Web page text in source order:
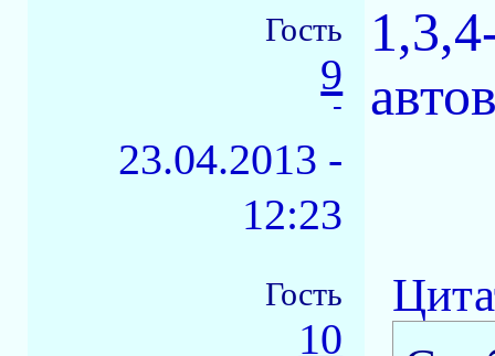
Гость
9
-
23.04.2013 -
12:23
Гость
10